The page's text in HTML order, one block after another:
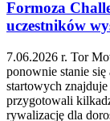
Formoza
uczestników
7.06.2026 r. Tor
ponownie stanie
startowych
przygotowali
rywalizację dla